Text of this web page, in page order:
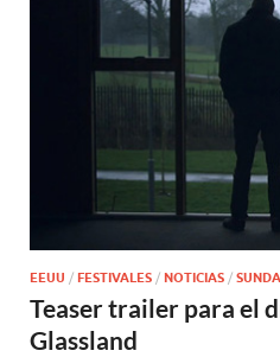
EEUU / FESTIVALES / NOTICIAS /
Teaser trailer para el
Glassland